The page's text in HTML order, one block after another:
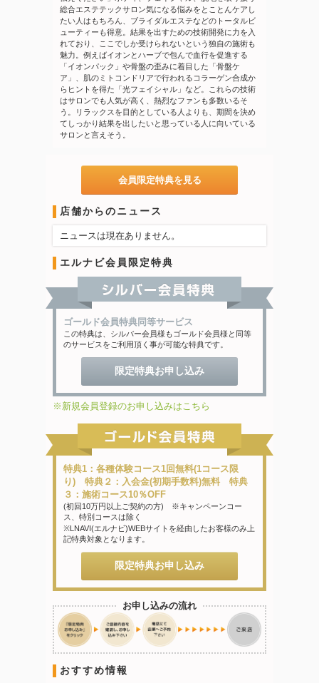
総合エステテックサロン気になる悩みをとことんケアし
たい人はもちろん、ブライダルエステなどのトータルビ
ューティーも得意。結果を出すための技術開発に力を入
れており、ここでしか受けられないという独自の施術も
魅力。例えばイオンとハーブで包んで血行を促進する
「イオンパック」や骨盤の歪みに着目した「骨盤ケ
ア」、肌のミトコンドリアで行われるコラーゲン合成か
らヒントを得た「光フェイシャル」など。これらの技術
はサロンでも人気が高く、熱烈なファンも多数いるそ
う。リラックスを目的としている人よりも、期間を決め
てしっかり結果を出したいと思っている人に向いている
サロンと言えそう。
会員限定特典を見る
店舗からのニュース
ニュースは現在ありません。
エルナビ会員限定特典
ゴールド会員特典同等サービス
この特典は、シルバー会員様もゴールド会員様と同等
のサービスをご利用頂く事が可能な特典です。
限定特典お申し込み
※新規会員登録のお申し込みはこちら
特典1：各種体験コース1回無料(1コース限
り) 特典２：入会金(初期手数料)無料 特典
３：施術コース10％OFF
(初回10万円以上ご契約の方) ※キャンペーンコー
ス、特別コースは除く
※LNAVI(エルナビ)WEBサイトを経由したお客様のみ上
記特典対象となります。
限定特典お申し込み
お申し込みの流れ
おすすめ情報